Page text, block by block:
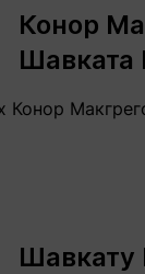
Конор
Шавката
Конор
Шавкату